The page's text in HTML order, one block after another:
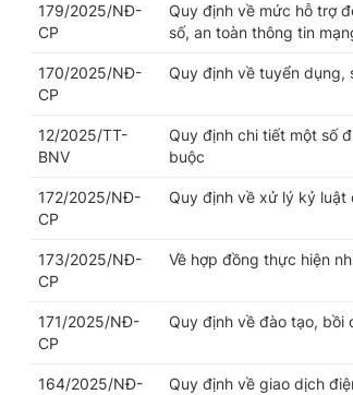
179/2025/NĐ-
CP
Quy định về mức hỗ trợ
số, an toàn thông tin
170/2025/NĐ-
CP
Quy định về tuyển dụng,
12/2025/TT-
BNV
Quy định chi tiết một số
buộc
172/2025/NĐ-
CP
Quy định về xử lý kỷ luật
173/2025/NĐ-
CP
Về hợp đồng thực hiện
171/2025/NĐ-
CP
Quy định về đào tạo, bồi
164/2025/NĐ-
Quy định về giao dịch